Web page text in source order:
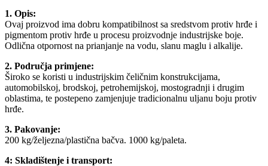
1. Opis:
Ovaj proizvod ima dobru kompatibilnost sa sredstvom protiv hrđe i
pigmentom protiv hrđe u procesu proizvodnje industrijske boje.
Odlična otpornost na prianjanje na vodu, slanu maglu i alkalije.
2. Područja primjene:
Široko se koristi u industrijskim čeličnim konstrukcijama,
automobilskoj, brodskoj, petrohemijskoj, mostogradnji i drugim
oblastima, te postepeno zamjenjuje tradicionalnu uljanu boju protiv
hrđe.
3. Pakovanje:
200 kg/željezna/plastična bačva. 1000 kg/paleta.
4: Skladištenje i transport: